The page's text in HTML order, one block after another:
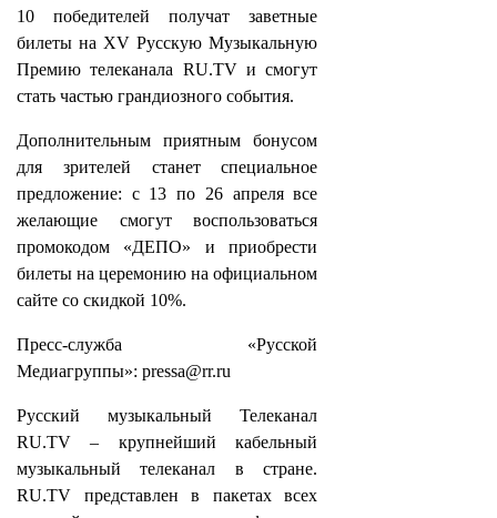
10 победителей получат заветные
билеты на XV Русскую Музыкальную
Премию телеканала RU.TV и смогут
стать частью грандиозного события.
Дополнительным приятным бонусом
для зрителей станет специальное
предложение: с 13 по 26 апреля все
желающие смогут воспользоваться
промокодом «ДЕПО» и приобрести
билеты на церемонию на официальном
сайте со скидкой 10%.
Пресс-служба «Русской
Медиагруппы»: pressa@rr.ru
Русский музыкальный Телеканал
RU.TV – крупнейший кабельный
музыкальный телеканал в стране.
RU.TV представлен в пакетах всех